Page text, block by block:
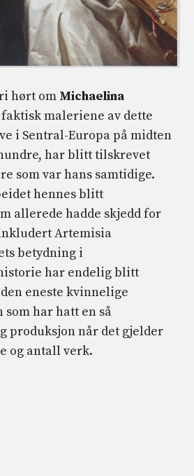
hørt om Michaelina
maleriene av dette
i Sentral-Europa på midten
har blitt tilskrevet
som var hans samtidige.
hennes blitt
allerede hadde skjedd for
Artemisia
betydning i
har endelig blitt
eneste kvinnelige
har hatt en så
produksjon når det gjelder
og antall verk.